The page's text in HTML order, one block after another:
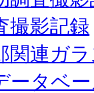
撮影記録
関連ガ
ータベ